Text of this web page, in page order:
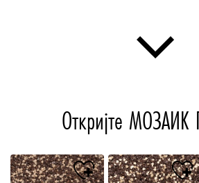
Откријте МОЗАИК